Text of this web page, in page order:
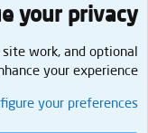
سؤال وجواب
Cookies
العربية
your privacy
work, and optional
your experience.
your preferences